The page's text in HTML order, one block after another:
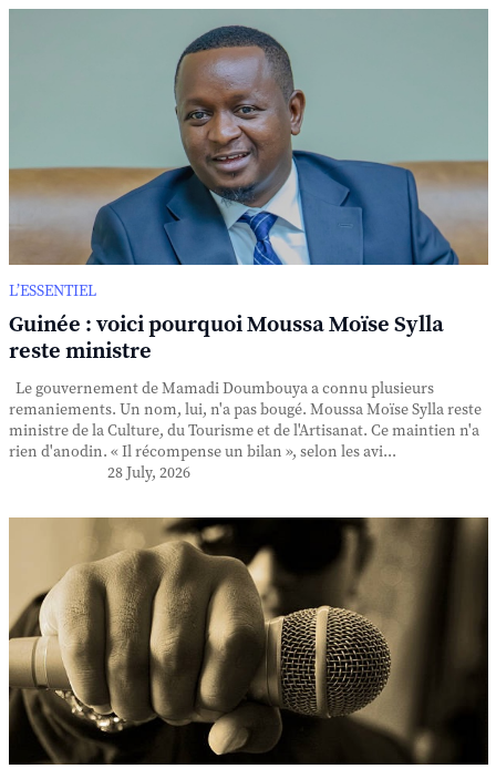
L’ESSENTIEL
Guinée : voici pourquoi Moussa Moïse Sylla
reste ministre
Le gouvernement de Mamadi Doumbouya a connu plusieurs
remaniements. Un nom, lui, n'a pas bougé. Moussa Moïse Sylla reste
ministre de la Culture, du Tourisme et de l'Artisanat. Ce maintien n'a
rien d'anodin. « Il récompense un bilan », selon les avi...
28 July, 2026